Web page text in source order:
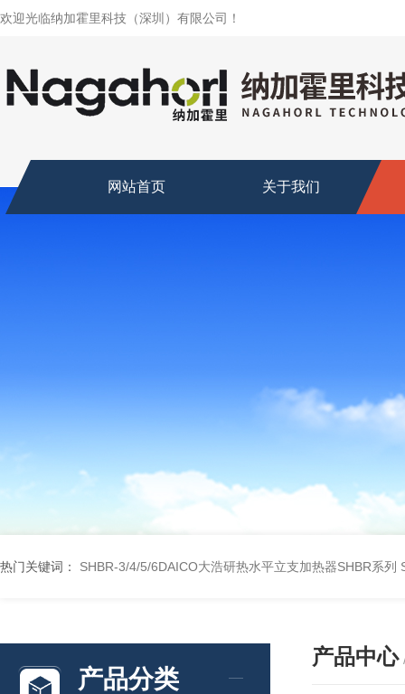
欢迎光临纳加霍里科技（深圳）有限公司！
网站首页 关于我们
热门关键词： SHBR-3/4/5/6DAICO大浩研热水平立支加热器SHBR系列
产品分类
产品中心